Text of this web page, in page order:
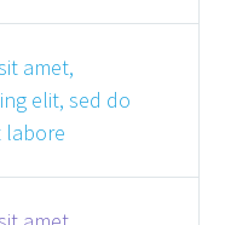
amet,
elit, sed do
labore